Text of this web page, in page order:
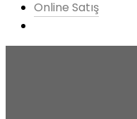
Online Satış